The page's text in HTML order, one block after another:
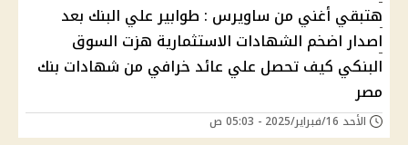
هتبقي أغني من ساويرس : طوابير علي البنك بعد
اصدار اضخم الشهادات اﻻستثمارية هزت السوق
البنكي كيف تحصل علي عائد خرافي من شهادات بنك
مصر
الأحد 16/فبراير/2025 - 05:03 ص